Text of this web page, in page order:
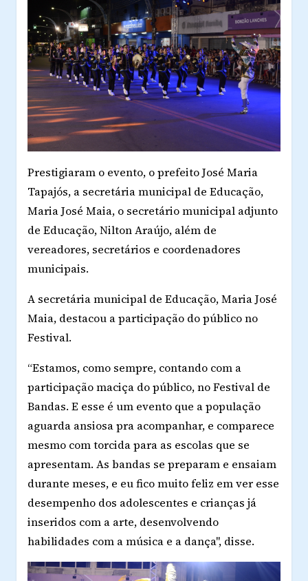
Prestigiaram o evento, o prefeito José Maria
Tapajós, a secretária municipal de Educação,
Maria José Maia, o secretário municipal adjunto
de Educação, Nilton Araújo, além de
vereadores, secretários e coordenadores
municipais.
A secretária municipal de Educação, Maria José
Maia, destacou a participação do público no
Festival.
“Estamos, como sempre, contando com a
participação maciça do público, no Festival de
Bandas. E esse é um evento que a população
aguarda ansiosa pra acompanhar, e comparece
mesmo com torcida para as escolas que se
apresentam. As bandas se preparam e ensaiam
durante meses, e eu fico muito feliz em ver esse
desempenho dos adolescentes e crianças já
inseridos com a arte, desenvolvendo
habilidades com a música e a dança", disse.